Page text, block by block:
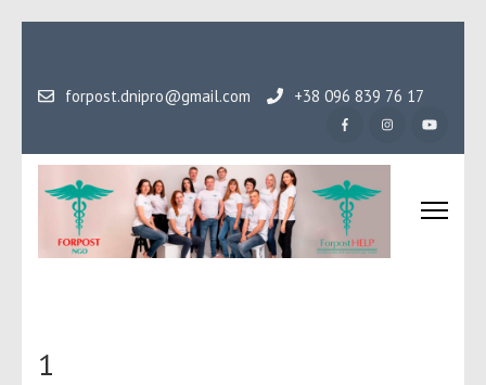
вмісту
Enter)
forpost.dnipro@gmail.com +38 096 839 76 17
1